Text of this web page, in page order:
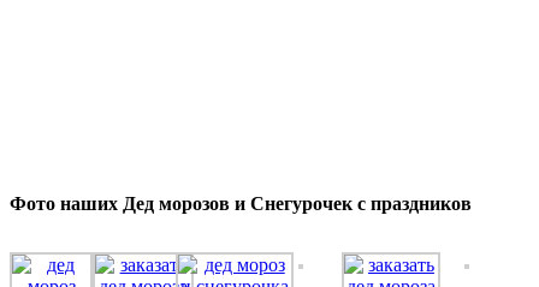
Фото наших Дед морозов и Снегурочек с праздников